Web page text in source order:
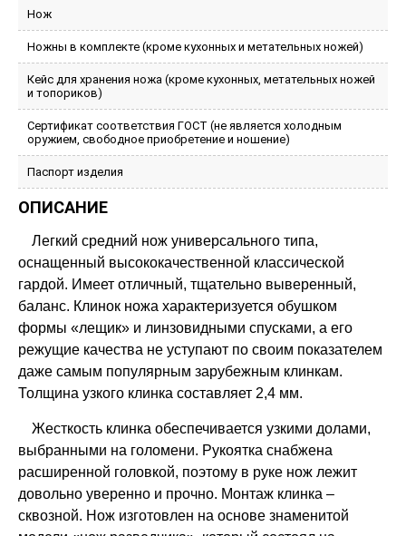
Нож
Ножны в комплекте (кроме кухонных и метательных ножей)
Кейс для хранения ножа (кроме кухонных, метательных ножей
и топориков)
Сертификат соответствия ГОСТ (не является холодным
оружием, свободное приобретение и ношение)
Паспорт изделия
ОПИСАНИЕ
Легкий средний нож универсального типа,
оснащенный высококачественной классической
гардой. Имеет отличный, тщательно выверенный,
баланс. Клинок ножа характеризуется обушком
формы «лещик» и линзовидными спусками, а его
режущие качества не уступают по своим показателем
даже самым популярным зарубежным клинкам.
Толщина узкого клинка составляет 2,4 мм.
Жесткость клинка обеспечивается узкими долами,
выбранными на голомени. Рукоятка снабжена
расширенной головкой, поэтому в руке нож лежит
довольно уверенно и прочно. Монтаж клинка –
сквозной. Нож изготовлен на основе знаменитой